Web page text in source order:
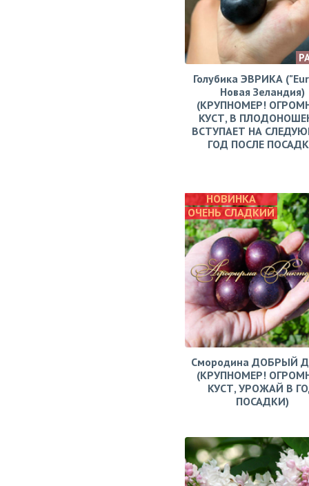
Голубика ЭВРИКА
Новая Зеландия)
(КРУПНОМЕР!
КУСТ, В
ВСТУПАЕТ НА
ГОД ПОСЛЕ
НОВИНКА
ОЧЕНЬ СЛАДКИЙ
Смородина ДОБРЫЙ
(КРУПНОМЕР!
КУСТ, УРОЖАЙ В
ПОСАДКИ)